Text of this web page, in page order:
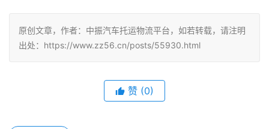
原创文章，作者：中振汽车托运物流平台，如若转载，请注明
出处：https://www.zz56.cn/posts/55930.html
赞 (0)